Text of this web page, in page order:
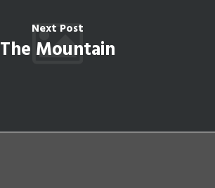
Next Post
The Mountain